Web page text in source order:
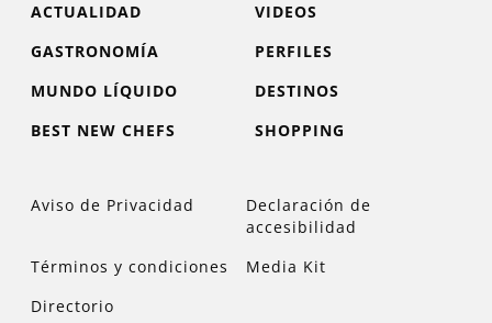
ACTUALIDAD
VIDEOS
GASTRONOMÍA
PERFILES
MUNDO LÍQUIDO
DESTINOS
BEST NEW CHEFS
SHOPPING
Aviso de Privacidad
Declaración de
accesibilidad
Términos y condiciones
Media Kit
Directorio